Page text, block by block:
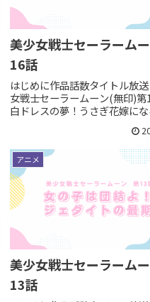
美少女戦士セーラーム
16話
はじめに作品話数タイトル放
女戦士セーラームーン(無印)第
白ドレスの夢！うさぎ花嫁にな
いっていいほど入る、ウェデ
レス回です。変身ポイント そ
ひぐれ先生今回のネフラ...
アニメ
美少女戦士セーラーム
13話